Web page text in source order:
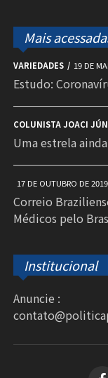
Mais
VARIEDADES 19 DE
Estudo:
COLUNISTA JOACI
Uma estrela
17 DE OUTUBRO DE 2019
Correio
Médicos pelo
Institucional
Anuncie :